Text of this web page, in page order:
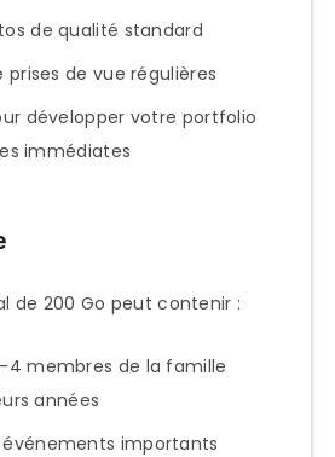
de qualité standard
prises de vue régulières
développer votre portfolio
immédiates
de 200 Go peut contenir :
4 membres de la famille
années
événements importants